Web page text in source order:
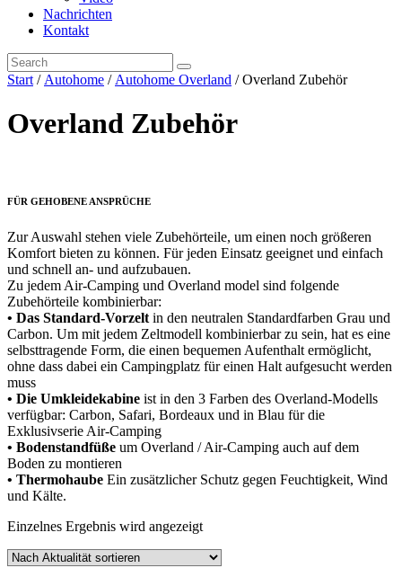
Nachrichten
Kontakt
Start / Autohome / Autohome Overland / Overland Zubehör
Overland Zubehör
FÜR GEHOBENE ANSPRÜCHE
Zur Auswahl stehen viele Zubehörteile, um einen noch größeren
Komfort bieten zu können. Für jeden Einsatz geeignet und einfach
und schnell an- und aufzubauen.
Zu jedem Air-Camping und Overland model sind folgende
Zubehörteile kombinierbar:
• Das Standard-Vorzelt in den neutralen Standardfarben Grau und
Carbon. Um mit jedem Zeltmodell kombinierbar zu sein, hat es eine
selbsttragende Form, die einen bequemen Aufenthalt ermöglicht,
ohne dass dabei ein Campingplatz für einen Halt aufgesucht werden
muss
• Die Umkleidekabine ist in den 3 Farben des Overland-Modells
verfügbar: Carbon, Safari, Bordeaux und in Blau für die
Exklusivserie Air-Camping
• Bodenstandfüße um Overland / Air-Camping auch auf dem
Boden zu montieren
• Thermohaube Ein zusätzlicher Schutz gegen Feuchtigkeit, Wind
und Kälte.
Einzelnes Ergebnis wird angezeigt